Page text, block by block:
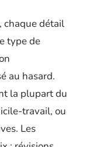
chaque détail
type de
au hasard.
la plupart du
travail, ou
Les